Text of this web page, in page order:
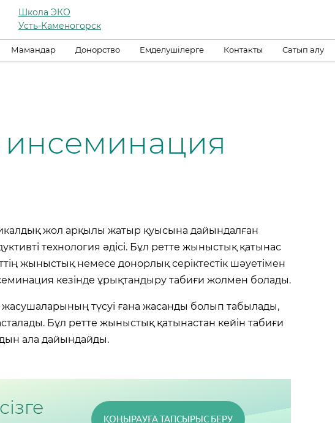
Школа ЭКО
Усть-Каменогорск
Мамандар Донорство Емделушілерге Контакты Сатып алу
инсеминация
жол арқылы жатыр қуысына дайындалған
технология әдісі. Бұл ретте жыныстық қатынас
жыныстық немесе донорлық серіктестік шәуетімен
кезінде ұрықтандыру табиғи жолмен болады.
түсуі ғана жасанды болып табылады,
Бұл ретте жыныстық қатынастан кейін табиғи
ала дайындайды.
ҚОҢЫРАУҒА ТАПСЫРЫС БЕРУ